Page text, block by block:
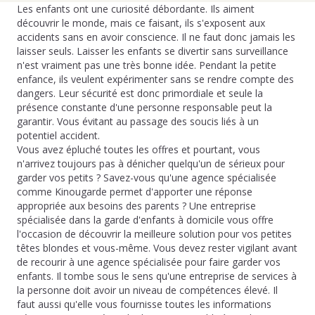
Les enfants ont une curiosité débordante. Ils aiment
découvrir le monde, mais ce faisant, ils s'exposent aux
accidents sans en avoir conscience. Il ne faut donc jamais les
laisser seuls. Laisser les enfants se divertir sans surveillance
n'est vraiment pas une très bonne idée. Pendant la petite
enfance, ils veulent expérimenter sans se rendre compte des
dangers. Leur sécurité est donc primordiale et seule la
présence constante d'une personne responsable peut la
garantir. Vous évitant au passage des soucis liés à un
potentiel accident.
Vous avez épluché toutes les offres et pourtant, vous
n'arrivez toujours pas à dénicher quelqu'un de sérieux pour
garder vos petits ? Savez-vous qu'une agence spécialisée
comme Kinougarde permet d'apporter une réponse
appropriée aux besoins des parents ? Une entreprise
spécialisée dans la garde d'enfants à domicile vous offre
l'occasion de découvrir la meilleure solution pour vos petites
têtes blondes et vous-même. Vous devez rester vigilant avant
de recourir à une agence spécialisée pour faire garder vos
enfants. Il tombe sous le sens qu'une entreprise de services à
la personne doit avoir un niveau de compétences élevé. Il
faut aussi qu'elle vous fournisse toutes les informations